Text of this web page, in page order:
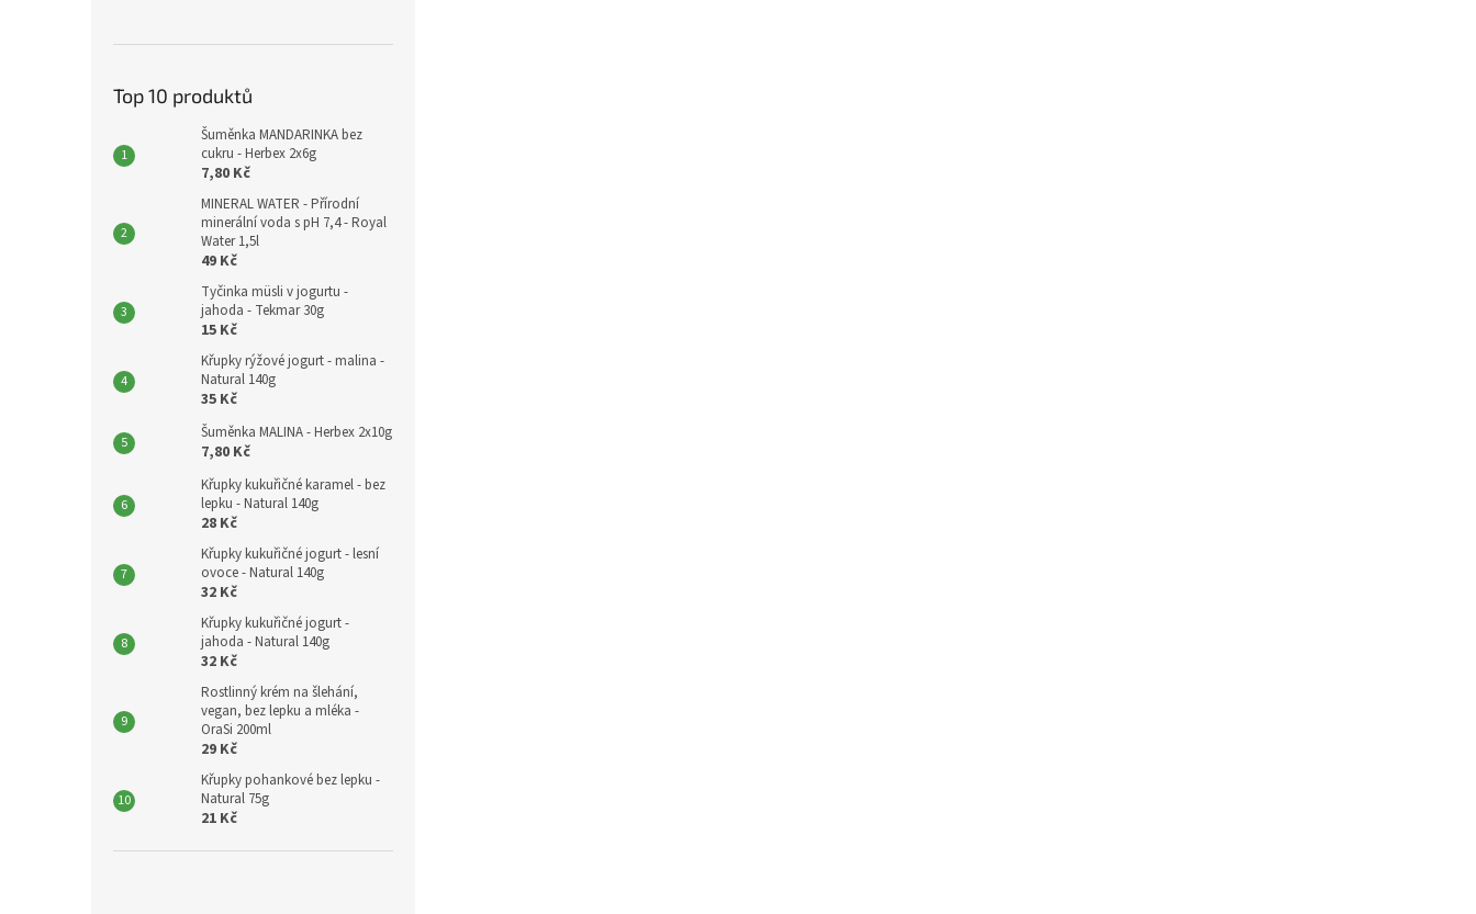
Top 10 produktů
Šuměnka MANDARINKA bez
cukru - Herbex 2x6g
7,80 Kč
MINERAL WATER - Přírodní
minerální voda s pH 7,4 - Royal
Water 1,5l
49 Kč
Tyčinka müsli v jogurtu -
jahoda - Tekmar 30g
15 Kč
Křupky rýžové jogurt - malina -
Natural 140g
35 Kč
Šuměnka MALINA - Herbex 2x10g
7,80 Kč
Křupky kukuřičné karamel - bez
lepku - Natural 140g
28 Kč
Křupky kukuřičné jogurt - lesní
ovoce - Natural 140g
32 Kč
Křupky kukuřičné jogurt -
jahoda - Natural 140g
32 Kč
Rostlinný krém na šlehání,
vegan, bez lepku a mléka -
OraSi 200ml
29 Kč
Křupky pohankové bez lepku -
Natural 75g
21 Kč